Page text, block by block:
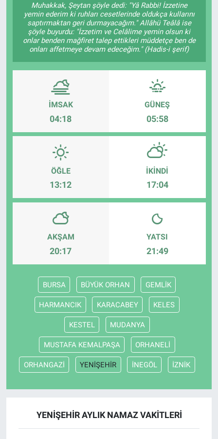
Muhakkak, Şeytan şöyle dedi: "Yâ Rabbi! İzzetine
yemin ederim ki ruhları cesetlerinde oldukça kullarını
saptırmaktan geri durmayacağım." Allâhü Teâlâ ise
şöyle buyurdu: "İzzetim ve Celâlime yemin olsun ki
onlar benden mağfiret talep ettikleri müddetçe ben de
onları affetmeye devam edeceğim." (Hadis-i şerif)
İMSAK
04:18
GÜNEŞ
05:58
ÖĞLE
13:12
İKINDI
17:04
AKŞAM
20:17
YATSI
21:49
BURSA BÜYÜK ORHAN GEMLİK
HARMANCIK KARACABEY KELES
KESTEL MUDANYA
MUSTAFA KEMALPAŞA ORHANELİ
ORHANGAZİ YENİŞEHİR İNEGÖL İZNİK
YENİŞEHİR AYLIK NAMAZ VAKITLERI
Sağlık
Spor
Teknoloji
Tv Medya
KÜLTÜR SANAT